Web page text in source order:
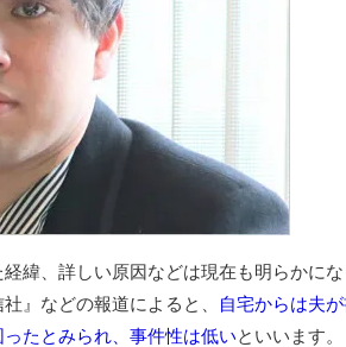
緯、詳しい原因などは現在も明らかに
』などの報道によると、
自宅からは夫
たとみられ、事件性は低いといいます。